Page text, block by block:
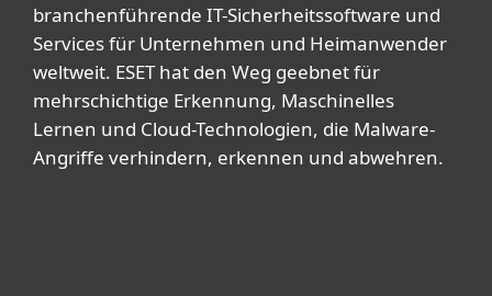
branchenführende IT-Sicherheitssoftware und
Services für Unternehmen und Heimanwender
weltweit. ESET hat den Weg geebnet für
mehrschichtige Erkennung, Maschinelles
Lernen und Cloud-Technologien, die Malware-
Angriffe verhindern, erkennen und abwehren.